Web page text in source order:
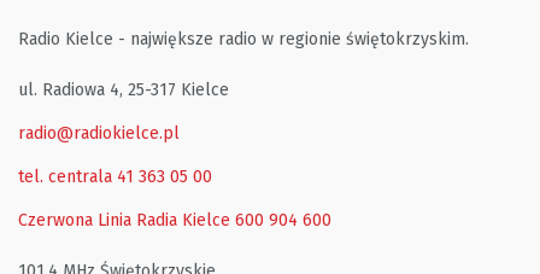
Radio Kielce - największe radio w regionie świętokrzyskim.
ul. Radiowa 4, 25-317 Kielce
radio@radiokielce.pl
tel. centrala 41 363 05 00
Czerwona Linia Radia Kielce 600 904 600